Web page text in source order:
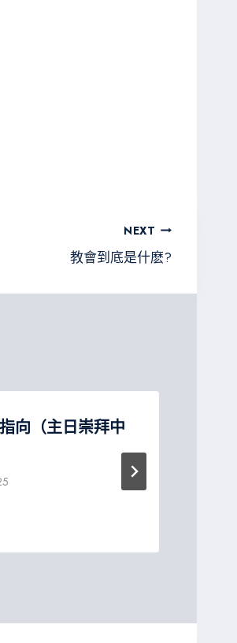
NEXT
教會到底是什麽?
向（主日崇拜中